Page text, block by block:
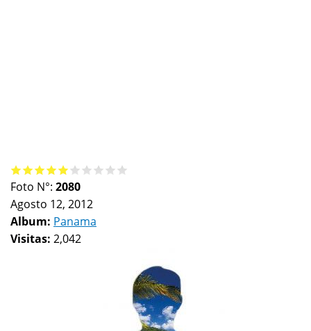
Foto N°: 2080
Agosto 12, 2012
Album: Panama
Visitas: 2,042